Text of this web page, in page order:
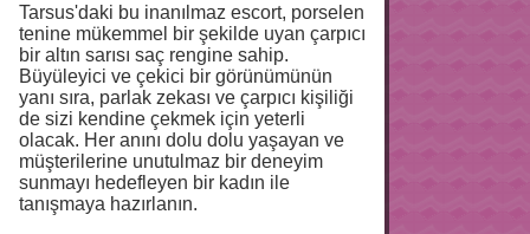
Tarsus'daki bu inanılmaz escort, porselen
tenine mükemmel bir şekilde uyan çarpıcı
bir altın sarısı saç rengine sahip.
Büyüleyici ve çekici bir görünümünün
yanı sıra, parlak zekası ve çarpıcı kişiliği
de sizi kendine çekmek için yeterli
olacak. Her anını dolu dolu yaşayan ve
müşterilerine unutulmaz bir deneyim
sunmayı hedefleyen bir kadın ile
tanışmaya hazırlanın.